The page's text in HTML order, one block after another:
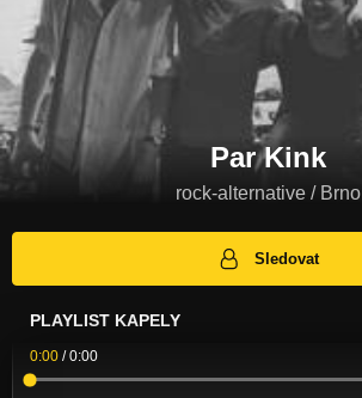
Par Kink
rock-alternative / Brno
Sledovat
PLAYLIST KAPELY
0:00 /0:00